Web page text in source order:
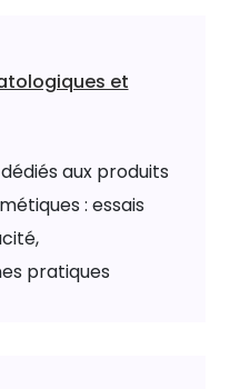
et
aux produits
: essais
pratiques